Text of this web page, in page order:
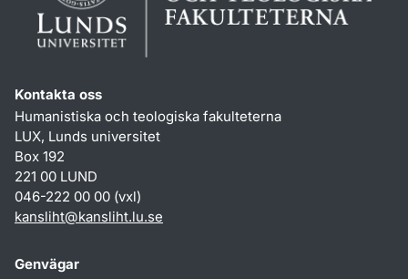
Kontakta oss
Humanistiska och teologiska fakulteterna
LUX, Lunds universitet
Box 192
221 00 LUND
046-222 00 00 (vxl)
kansliht@kansliht.lu.se
Genvägar